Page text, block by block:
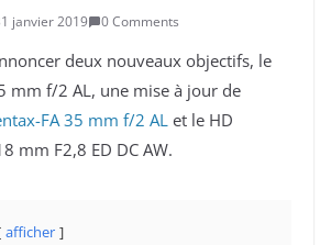
janvier 2019 0 Comments
deux nouveaux objectifs, le
mm f/2 AL, une mise à jour de
FA 35 mm f/2 ALet le HD
mm F2,8 ED DC AW.
afficher